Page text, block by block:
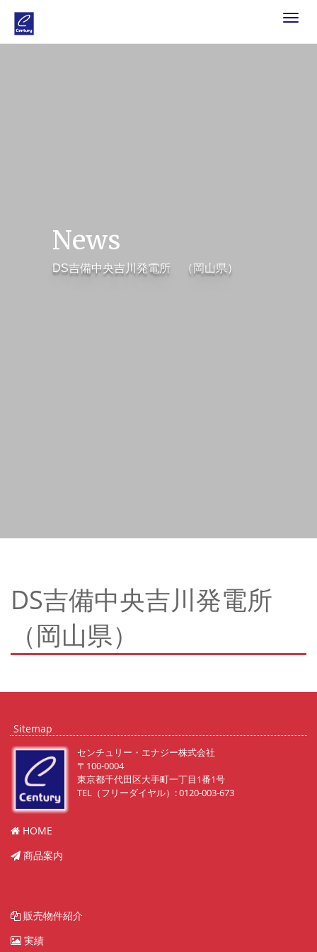
Toggle
News
DS吉備中央吉川発電所 （岡山県）
DS吉備中央吉川発電所
（岡山県）
Sitemap
センチュリー・エナジー株式会社
〒100-0004
東京都千代田区大手町一丁目1番1号
TEL（フリーダイヤル）: 0120-003-673
HOME
商品案内
販売物件紹介
実績